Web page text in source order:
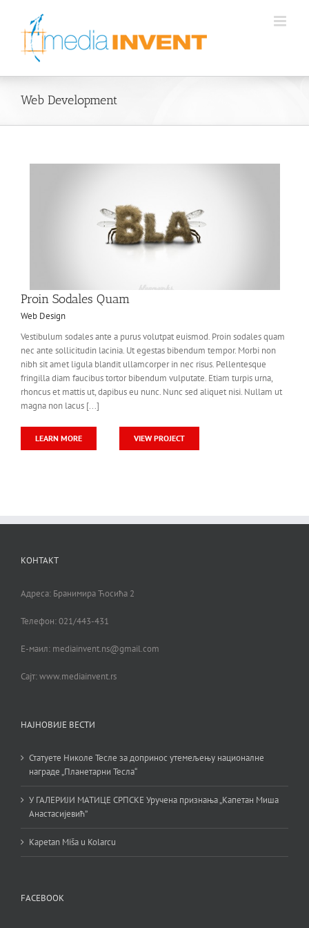
content
Web Development
Proin Sodales Quam
Web Design
Vestibulum sodales ante a purus volutpat euismod. Proin sodales quam
nec ante sollicitudin lacinia. Ut egestas bibendum tempor. Morbi non
nibh sit amet ligula blandit ullamcorper in nec risus. Pellentesque
fringilla diam faucibus tortor bibendum vulputate. Etiam turpis urna,
rhoncus et mattis ut, dapibus eu nunc. Nunc sed aliquet nisi. Nullam ut
magna non lacus [...]
LEARN MORE VIEW PROJECT
КОНТАКТ
Адреса: Бранимира Ћосића 2
Телефон: 021/443-431
Е-маил: mediainvent.ns@gmail.com
Сајт: www.mediainvent.rs
НАЈНОВИЈЕ ВЕСТИ
Статуете Николе Тесле за допринос утемељењу националне
награде „Планетарни Тесла“
У ГАЛЕРИЈИ МАТИЦЕ СРПСКЕ Уручена признања „Капетан Миша
Анастасијевић”
Kapetan Miša u Kolarcu
FACEBOOK